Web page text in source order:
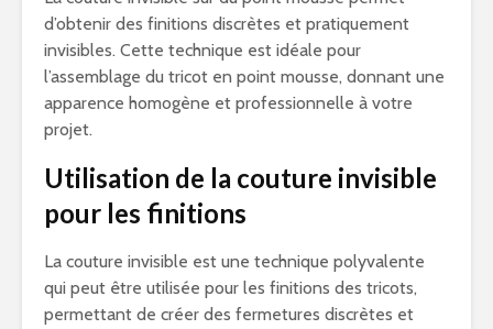
d’obtenir des finitions discrètes et pratiquement
invisibles. Cette technique est idéale pour
l’assemblage du tricot en point mousse, donnant une
apparence homogène et professionnelle à votre
projet.
Utilisation de la couture invisible
pour les finitions
La couture invisible est une technique polyvalente
qui peut être utilisée pour les finitions des tricots,
permettant de créer des fermetures discrètes et